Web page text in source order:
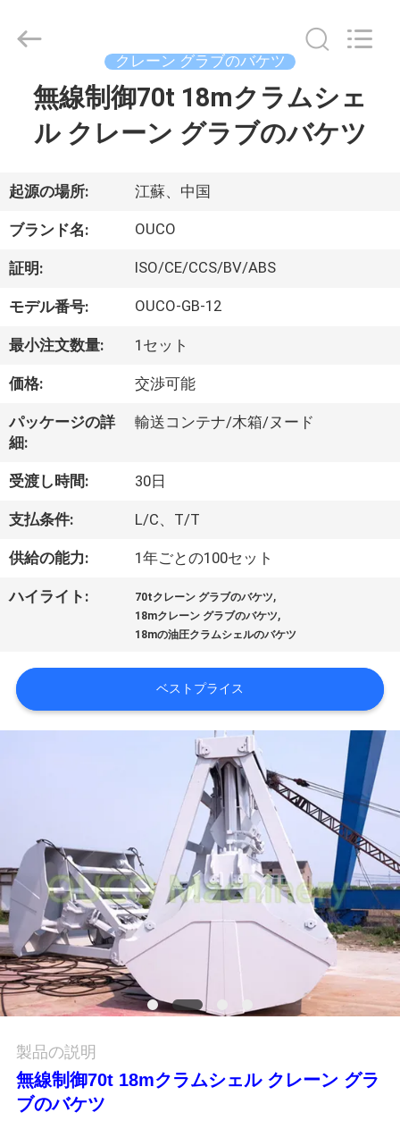
製
品
ビ
デ
VR
シ
ョ
ー
わ
し
た
ち
て
工
場
ツ
ア
ー
2020
INTERNATIONAL
クレーン グラブのバケツ
無線制御70t 18mクラムシェ
ル クレーン グラブのバケツ
起源の場所: 江蘇、中国
ブランド名: OUCO
証明: ISO/CE/CCS/BV/ABS
モデル番号: OUCO-GB-12
最小注文数量: 1セット
価格: 交渉可能
パッケージの詳
細:
輸送コンテナ/木箱/ヌード
受渡し時間: 30日
支払条件: L/C、T/T
供給の能力: 1年ごとの100セット
ハイライト: 70tクレーン グラブのバケツ,
18mクレーン グラブのバケツ,
18mの油圧クラムシェルのバケツ
ベストプライス
製品の説明
無線制御70t 18mクラムシェル クレーン グラ
ブのバケツ